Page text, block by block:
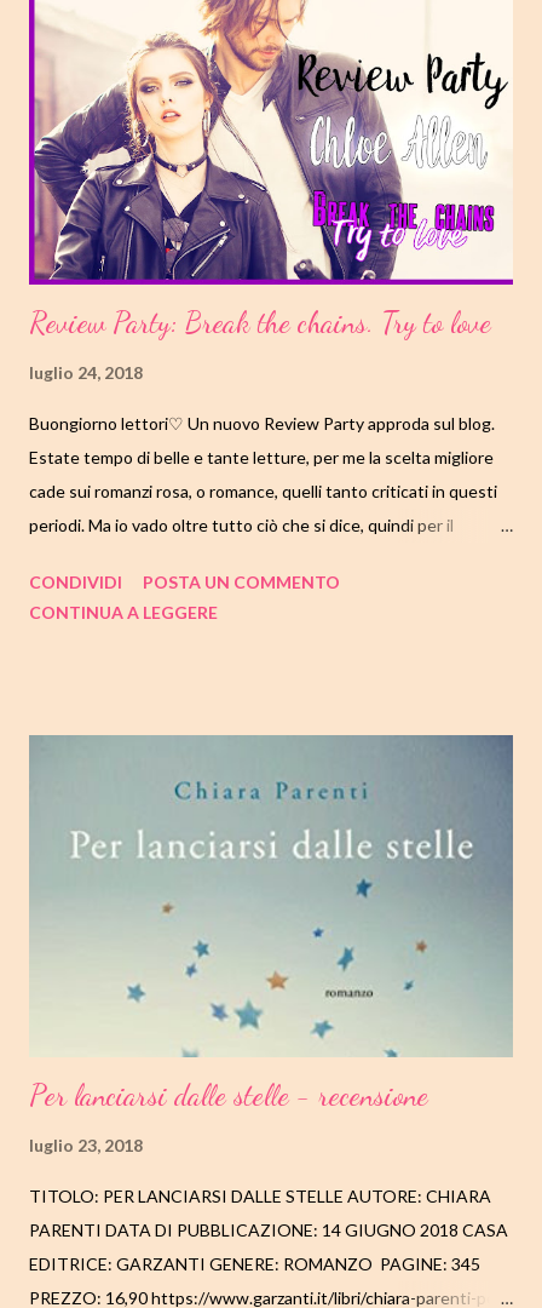
parere. Buone letture🎔 TITOLO: TRINITY LIFE SERIE:
TRINITY SERIES #4 AUTORE: AUDREY CARLAN DATA DI
PUBBLICAZIONE: 26 LUGLIO 2018 CASA EDITRICE:
NEWTON COMPTON EDITORI GENERE: NEW ADULT
PAGINE: 320 P...
Review Party: Break the chains. Try to love
luglio 24, 2018
Buongiorno lettori♡ Un nuovo Review Party approda sul blog.
Estate tempo di belle e tante letture, per me la scelta migliore
cade sui romanzi rosa, o romance, quelli tanto criticati in questi
periodi. Ma io vado oltre tutto ciò che si dice, quindi per il
Allen e ringrazio subito le ragazze che hanno organizzato
THE CHAINS. TRY TO LOVE AUTORE: CHLOE ALLEN DATA DI
PUBBLICAZIONE: 07 GIUGNO 2018 GENERE: ROMANCE
PAGINE: 188 PREZZO: EBOOK 1,99 AUTOPUBBLICATO
DISPONIBILE SU AMAZON PER KINDLE
https://www.amazon.it/Break-Chains-Love-Chloe-Allen-
ebook/dp/B07DLQ1HZC/ref=...
CONDIVIDI
POSTA UN COMMENTO
CONTINUA A LEGGERE
Per lanciarsi dalle stelle - recensione
luglio 23, 2018
TITOLO: PER LANCIARSI DALLE STELLE AUTORE: CHIARA
PARENTI DATA DI PUBBLICAZIONE: 14 GIUGNO 2018 CASA
EDITRICE: GARZANTI GENERE: ROMANZO PAGINE: 345
PREZZO: 16,90 https://www.garzanti.it/libri/chiara-parenti-per-